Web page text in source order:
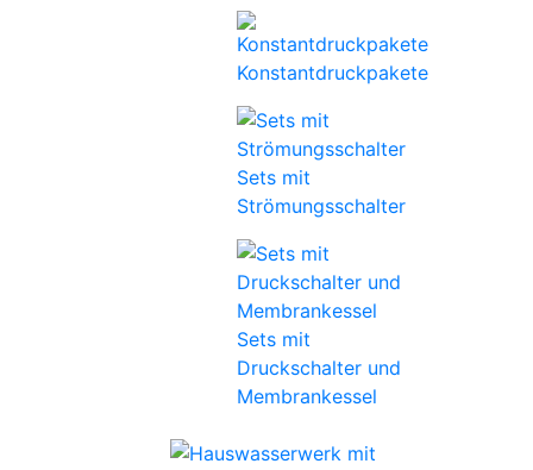
Konstantdruckpakete
Sets mit
Strömungsschalter
Sets mit
Druckschalter und
Membrankessel